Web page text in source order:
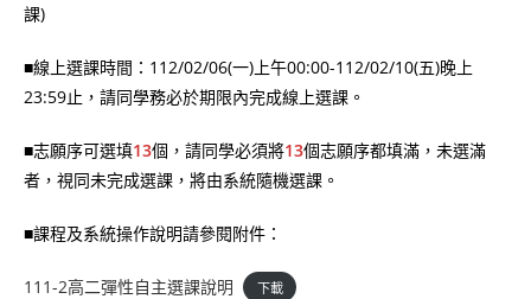
課)
■線上選課時間：112/02/06(一)上午00:00-112/02/10(五)晚上
23:59止，請同學務必於期限內完成線上選課。
■志願序可選填13個，請同學必須將13個志願序都填滿，未選滿
者，視同未完成選課，將由系統隨機選課。
■課程及系統操作說明請參閱附件：
111-2高二彈性自主選課說明 下載